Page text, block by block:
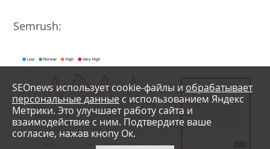
Semrush:
SEOnews использует cookie-файлы и обрабатывает
персональные данные с использованием Яндекс
Метрики. Это улучшает работу сайта и
взаимодействие с ним. Подтвердите ваше
согласие, нажав кнопу Ок.